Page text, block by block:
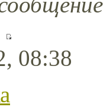
08:38